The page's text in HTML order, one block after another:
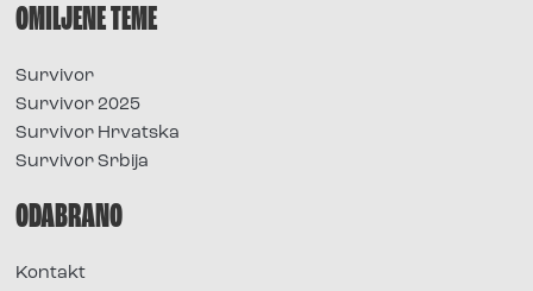
OMILJENE TEME
Survivor
Survivor 2025
Survivor Hrvatska
Survivor Srbija
ODABRANO
Kontakt